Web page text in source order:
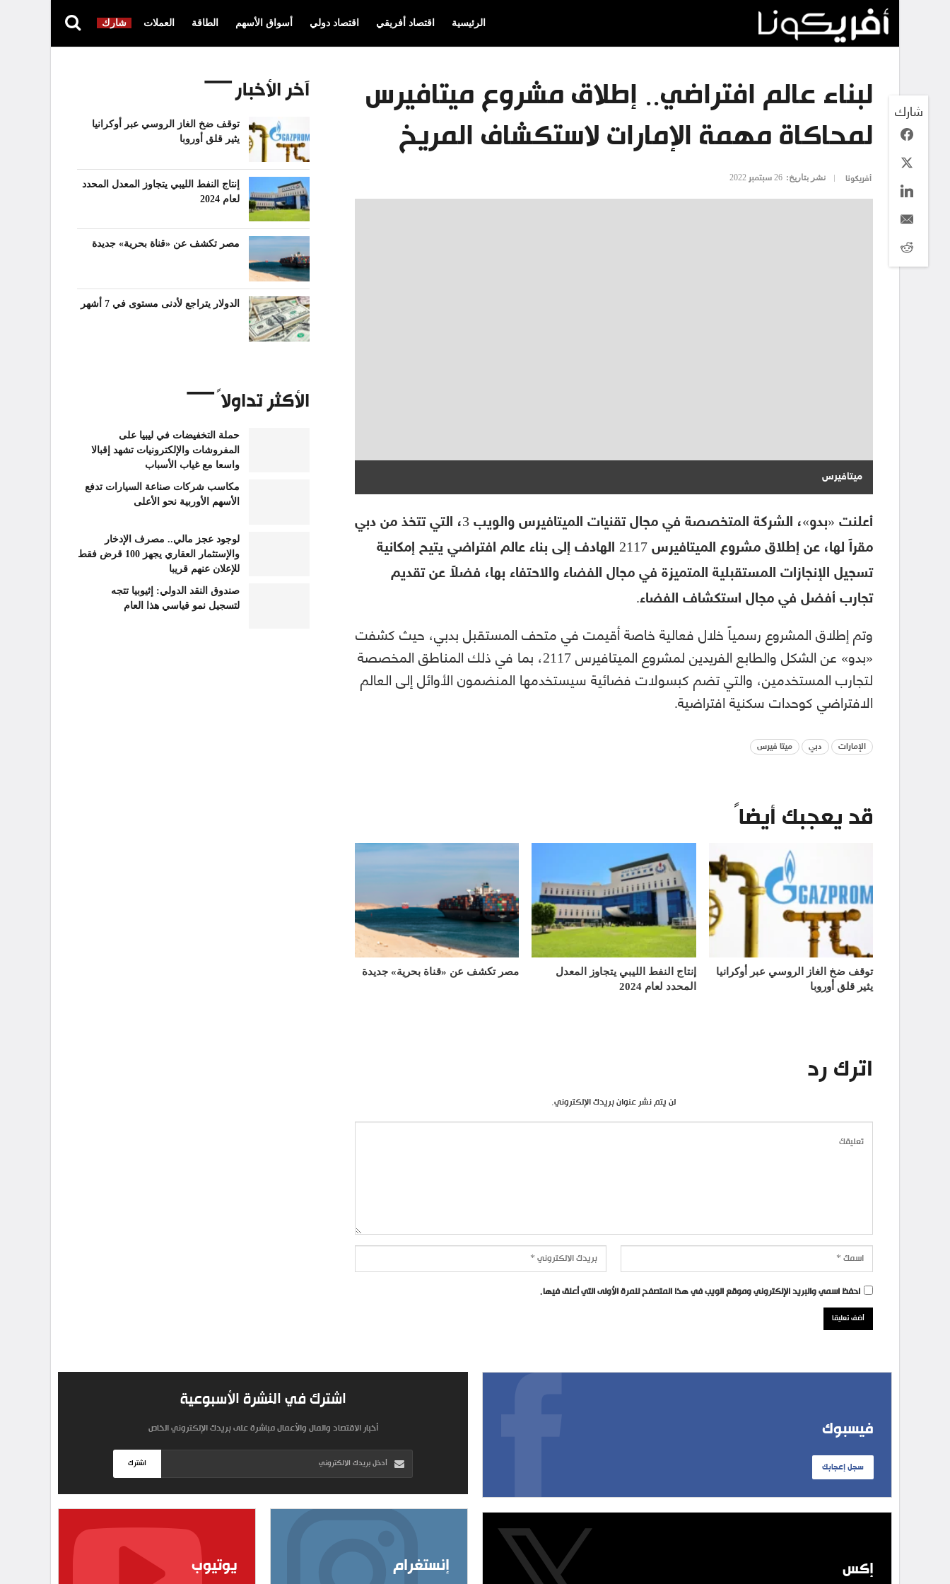
الرئيسية اقتصاد أفريقي اقتصاد دولي أسواق الأسهم الطاقة العملات شارك
لبناء عالم افتراضي.. إطلاق مشروع ميتافيرس
لمحاكاة مهمة الإمارات لاستكشاف المريخ
أفريكونا نشر بتاريخ: 26 سبتمبر 2022
ميتافيرس
شارك
أعلنت «بدو»، الشركة المتخصصة في مجال تقنيات الميتافيرس والويب 3، التي تتخذ من دبي
مقراً لها، عن إطلاق مشروع الميتافيرس 2117 الهادف إلى بناء عالم افتراضي يتيح إمكانية
تسجيل الإنجازات المستقبلية المتميزة في مجال الفضاء والاحتفاء بها، فضلاً عن تقديم
تجارب أفضل في مجال استكشاف الفضاء.
وتم إطلاق المشروع رسمياً خلال فعالية خاصة أقيمت في متحف المستقبل بدبي، حيث كشفت
«بدو» عن الشكل والطابع الفريدين لمشروع الميتافيرس 2117، بما في ذلك المناطق المخصصة
لتجارب المستخدمين، والتي تضم كبسولات فضائية سيستخدمها المنضمون الأوائل إلى العالم
الافتراضي كوحدات سكنية افتراضية.
الإمارات دبي ميتا فيرس
قد يعجبك أيضاً
توقف ضخ الغاز الروسي عبر أوكرانيا
يثير قلق أوروبا
إنتاج النفط الليبي يتجاوز المعدل
المحدد لعام 2024
مصر تكشف عن «قناة بحرية» جديدة
اترك رد
لن يتم نشر عنوان بريدك الإلكتروني.
احفظ اسمي والبريد الإلكتروني وموقع الويب في هذا المتصفح للمرة الأولى التي أعلق فيها.
آخر الأخبار
توقف ضخ الغاز الروسي عبر أوكرانيا
يثير قلق أوروبا
إنتاج النفط الليبي يتجاوز المعدل المحدد
لعام 2024
مصر تكشف عن «قناة بحرية» جديدة
الدولار يتراجع لأدنى مستوى في 7 أشهر
الأكثر تداولاً
حملة التخفيضات في ليبيا على
المفروشات والإلكترونيات تشهد إقبالا
واسعا مع غياب الأسباب
مكاسب شركات صناعة السيارات تدفع
الأسهم الأوربية نحو الأعلى
لوجود عجز مالي.. مصرف الإدخار
والإستثمار العقاري يجهز 100 قرض فقط
للإعلان عنهم قريبا
صندوق النقد الدولي: إثيوبيا تتجه
لتسجيل نمو قياسي هذا العام
فيسبوك
سجل إعجابك
إكس
اشترك في النشرة الأسبوعية
أخبار الاقتصاد والمال والأعمال مباشرة على بريدك الإلكتروني الخاص
اشترك
إنستغرام يوتيوب